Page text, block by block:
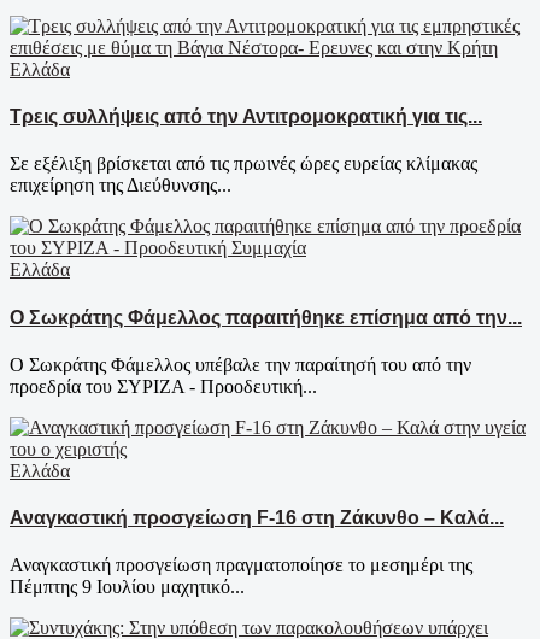
Ελλάδα
Τρεις συλλήψεις από την Αντιτρομοκρατική για τις...
Σε εξέλιξη βρίσκεται από τις πρωινές ώρες ευρείας κλίμακας
επιχείρηση της Διεύθυνσης...
Ελλάδα
Ο Σωκράτης Φάμελλος παραιτήθηκε επίσημα από την...
Ο Σωκράτης Φάμελλος υπέβαλε την παραίτησή του από την
προεδρία του ΣΥΡΙΖΑ - Προοδευτική...
Ελλάδα
Αναγκαστική προσγείωση F-16 στη Ζάκυνθο – Καλά...
Αναγκαστική προσγείωση πραγματοποίησε το μεσημέρι της
Πέμπτης 9 Ιουλίου μαχητικό...